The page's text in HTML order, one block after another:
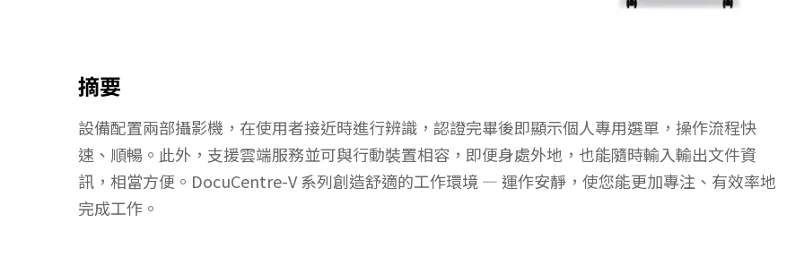
摘要
設備配置兩部攝影機，在使用者接近時進行辨識，認證完畢後即顯示個人專用選單，操作流程快
速、順暢。此外，支援雲端服務並可與行動裝置相容，即便身處外地，也能隨時輸入輸出文件資
訊，相當方便。DocuCentre-V 系列創造舒適的工作環境 — 運作安靜，使您能更加專注、有效率地
完成工作。